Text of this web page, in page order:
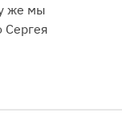
же мы
Сергея